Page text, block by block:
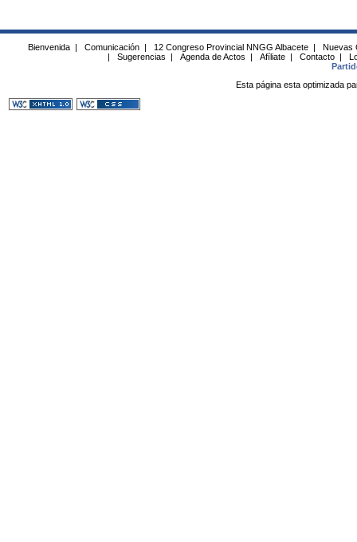
Bienvenida | Comunicación | 12 Congreso Provincial NNGG Albacete |
Nuevas
|
Sugerencias | Agenda de Actos | Afíliate | Contacto |
Esta página esta optimizada